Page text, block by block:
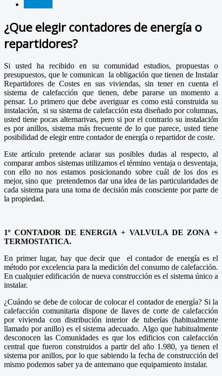
¿Que elegir contadores de energía o
repartidores?
Si usted ha recibido en su comunidad estudios, propuestas o
presupuestos, que le comunican la obligación que tienen de Instalar
Repartidores de Costes en sus viviendas, sin tener en cuenta el
sistema de calefacción que tienen, debe pararse un momento a
pensar. Lo primero que debe averiguar es como está construida su
instalación, si su sistema de calefacción esta diseñado por columnas,
usted tiene pocas alternarivas, pero si por el contrario su instalación
es por anillos, sistema más frecuente de lo que parece, usted tiene
posibilidad de elegir entre contador de energía o repartidor de coste.
Este artículo pretende aclarar sus posibles dudas al respecto, al
comparar ambos sistemas utilizamos el término ventaja o desventaja,
con ello no nos estamos posicionando sobre cuál de los dos es
mejor, sino que pretendemos dar una idea de las particularidades de
cada sistema para una toma de decisión más consciente por parte de
la propiedad.
1º CONTADOR DE ENERGIA + VALVULA DE ZONA +
TERMOSTATICA.
En primer lugar, hay que decir que el contador de energía es el
método por excelencia para la medición del consumo de calefacción.
En cualquier edificación de nueva construcción es el sistema único a
instalar.
¿Cuándo se debe de colocar de colocar el contador de energía? Si la
calefacción comunitaria dispone de llaves de corte de calefacción
por vivienda con distribución interior de tuberías (habitualmente
llamado por anillo) es el sistema adecuado. Algo que habitualmente
desconocen las Comunidades es que los edificios con calefacción
central que fueron construidos a partir del año 1.980, ya tienen el
sistema por anillos, por lo que sabiendo la fecha de construcción del
mismo podemos saber ya de antemano que equipamiento instalar.